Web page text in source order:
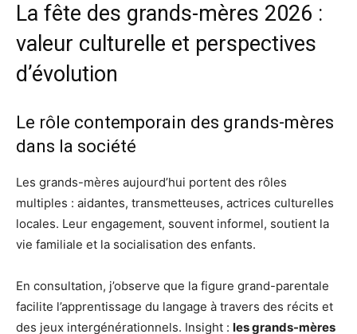
La fête des grands-mères 2026 :
valeur culturelle et perspectives
d’évolution
Le rôle contemporain des grands-mères
dans la société
Les grands-mères aujourd’hui portent des rôles
multiples : aidantes, transmetteuses, actrices culturelles
locales. Leur engagement, souvent informel, soutient la
vie familiale et la socialisation des enfants.
En consultation, j’observe que la figure grand-parentale
facilite l’apprentissage du langage à travers des récits et
des jeux intergénérationnels. Insight : les grands-mères